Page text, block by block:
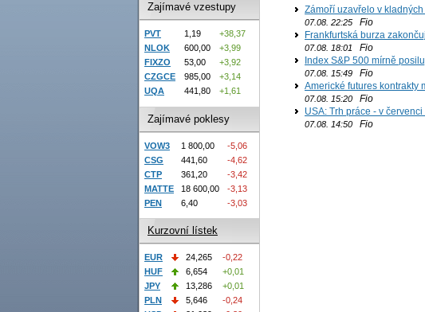
Zámoří uzavřelo v
07.08. 22:25 Fio
Frankfurtská burza
07.08. 18:01
Fio
Index S&P 500 mírně
07.08. 15:49 Fio
Americké futures kontrakty
07.08. 15:20 Fio
USA: Trh práce - v
07.08. 14:50 Fio
Zajímavé vzestupy
PVT 1,19
+38,37
NLOK
600,00
+3,99
FIXZO
53,00
+3,92
CZGCE
985,00
+3,14
UQA
441,80 +1,61
Zajímavé poklesy
VOW3 1 800,00
-5,06
CSG
441,60
-4,62
CTP
361,20
-3,42
MATTE
18 600,00
-3,13
PEN
6,40 -3,03
Kurzovní lístek
EUR 24,265
-0,22
HUF
6,654
+0,01
JPY
13,286
+0,01
PLN
5,646
-0,24